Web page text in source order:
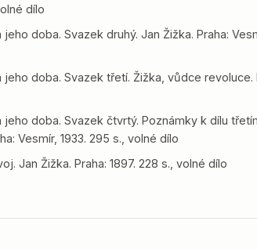
dílo
jeho doba. Svazek druhý. Jan Žižka. Praha:
jeho doba. Svazek třetí. Žižka, vůdce revoluce.
jeho doba. Svazek čtvrtý. Poznámky k dílu
Vesmír, 1933. 295 s., volné dílo
Jan Žižka. Praha: 1897. 228 s., volné dílo